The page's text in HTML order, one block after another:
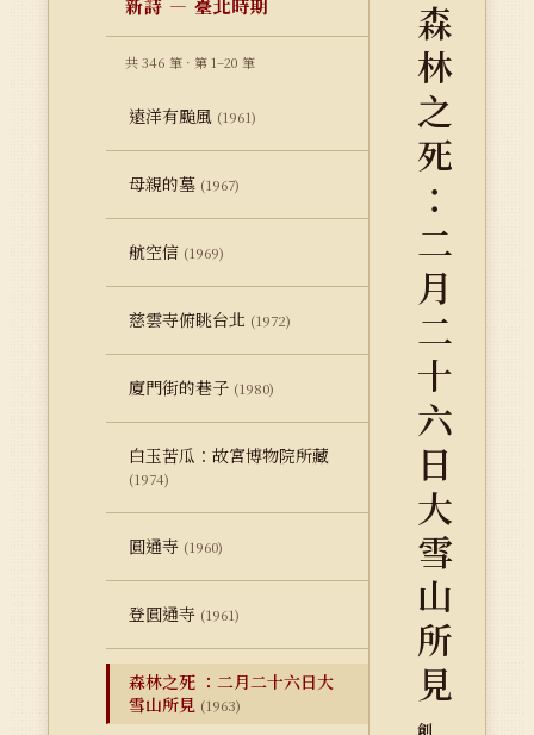
新詩 — 臺北時期
共 346 筆 · 第 1–20 筆
遠洋有颱風 (1961)
母親的墓 (1967)
航空信 (1969)
慈雲寺俯眺台北 (1972)
廈門街的巷子 (1980)
白玉苦瓜：故宮博物院所藏
(1974)
圓通寺 (1960)
登圓通寺 (1961)
森林之死 ：二月二十六日大
雪山所見 (1963)
森
林
之
死
：
二
月
二
十
六
日
大
雪
山
所
見
創